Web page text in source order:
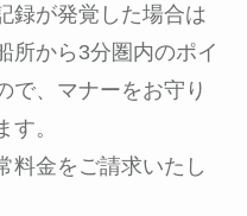
録が発覚した場合は
所から3分圏内のポイ
で、マナーをお守り
。
料金をご請求いたし